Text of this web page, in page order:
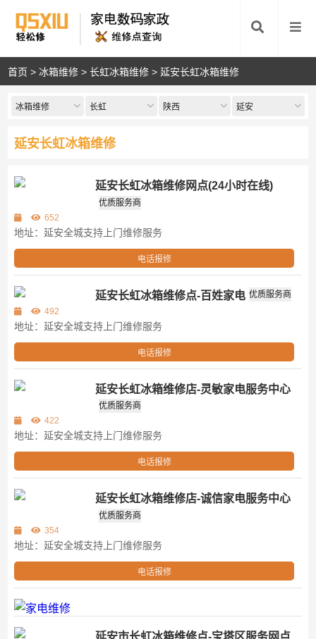
首页 >冰箱维修 >长虹冰箱维修 >延安长虹冰箱维修
冰箱维修 长虹 陕西 延安
延安长虹冰箱维修
第三方 延安长虹冰箱维修网点(24小时在线)
优质服务商
652
地址：延安全城支持上门维修服务
电话报修
第三方 延安长虹冰箱维修点-百姓家电 优质服务商
492
地址：延安全城支持上门维修服务
电话报修
第三方 延安长虹冰箱维修店-灵敏家电服务中心
优质服务商
422
地址：延安全城支持上门维修服务
电话报修
第三方 延安长虹冰箱维修店-诚信家电服务中心
优质服务商
354
地址：延安全城支持上门维修服务
电话报修
延安市长虹冰箱维修点-宝塔区服务网点